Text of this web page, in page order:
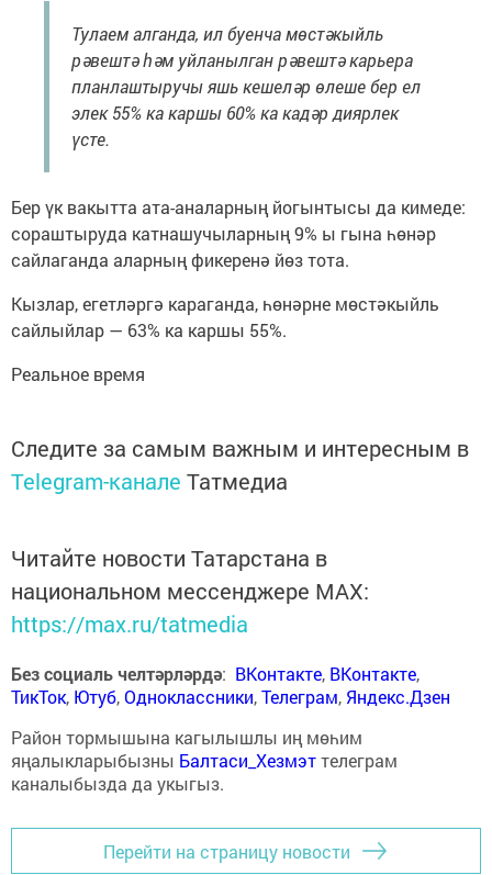
Тулаем алганда, ил буенча мөстәкыйль
рәвештә һәм уйланылган рәвештә карьера
планлаштыручы яшь кешеләр өлеше бер ел
элек 55% ка каршы 60% ка кадәр диярлек
үсте.
Бер үк вакытта ата-аналарның йогынтысы да кимеде:
сораштыруда катнашучыларның 9% ы гына һөнәр
сайлаганда аларның фикеренә йөз тота.
Кызлар, егетләргә караганда, һөнәрне мөстәкыйль
сайлыйлар — 63% ка каршы 55%.
Реальное время
Следите за самым важным и интересным в
Telegram-канале Татмедиа
Читайте новости Татарстана в
национальном мессенджере MАХ:
https://max.ru/tatmedia
Без социаль челтәрләрдә: ВКонтакте, ВКонтакте,
ТикТок, Ютуб,Одноклассники,Телеграм, Яндекс.Дзен
Район тормышына кагылышлы иң мөһим
яңалыкларыбызны Балтаси_Хезмэттелеграм
каналыбызда да укыгыз.
Перейти на страницу новости